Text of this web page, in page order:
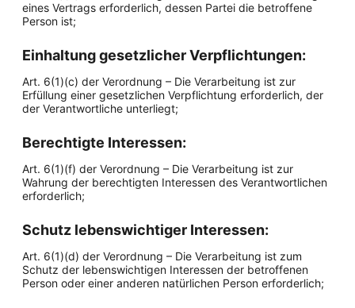
eines Vertrags erforderlich, dessen Partei die betroffene
Person ist;
Einhaltung gesetzlicher Verpflichtungen:
Art. 6(1)(c) der Verordnung – Die Verarbeitung ist zur
Erfüllung einer gesetzlichen Verpflichtung erforderlich, der
der Verantwortliche unterliegt;
Berechtigte Interessen:
Art. 6(1)(f) der Verordnung – Die Verarbeitung ist zur
Wahrung der berechtigten Interessen des Verantwortlichen
erforderlich;
Schutz lebenswichtiger Interessen:
Art. 6(1)(d) der Verordnung – Die Verarbeitung ist zum
Schutz der lebenswichtigen Interessen der betroffenen
Person oder einer anderen natürlichen Person erforderlich;